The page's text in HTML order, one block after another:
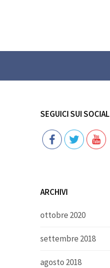
SEGUICI SUI SOCIAL
Follow
ARCHIVI
ottobre 2020
settembre 2018
agosto 2018